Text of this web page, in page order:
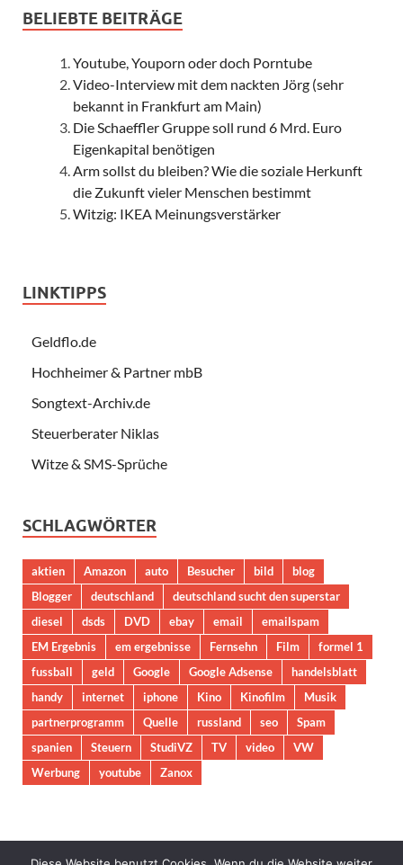
BELIEBTE BEITRÄGE
Youtube, Youporn oder doch Porntube
Video-Interview mit dem nackten Jörg (sehr
bekannt in Frankfurt am Main)
Die Schaeffler Gruppe soll rund 6 Mrd. Euro
Eigenkapital benötigen
Arm sollst du bleiben? Wie die soziale Herkunft
die Zukunft vieler Menschen bestimmt
Witzig: IKEA Meinungsverstärker
LINKTIPPS
Geldflo.de
Hochheimer & Partner mbB
Songtext-Archiv.de
Steuerberater Niklas
Witze & SMS-Sprüche
SCHLAGWÖRTER
aktien Amazon auto Besucher bild
blog
Blogger
deutschland
deutschland sucht den superstar
diesel
dsds DVD ebay email
emailspam
EM Ergebnis
em ergebnisse Fernsehn Film
formel 1
fussball
geld Google Google Adsense
handelsblatt
handy
internet iphone Kino Kinofilm
Musik
partnerprogramm
Quelle russland seo
Spam
spanien
Steuern StudiVZ TV video
VW
Werbung
youtube Zanox